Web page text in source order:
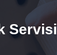
Servisi